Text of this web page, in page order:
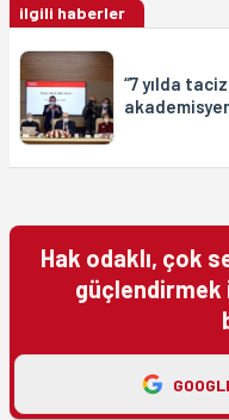
ilgili haberler
“7 yılda
Hak odaklı, çok